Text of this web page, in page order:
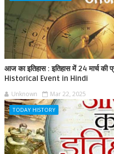
आज का इतिहास : इतिहास में 24 मार्च
Historical Event in Hindi
Unknown Mar 22, 2025
TODAY HISTORY